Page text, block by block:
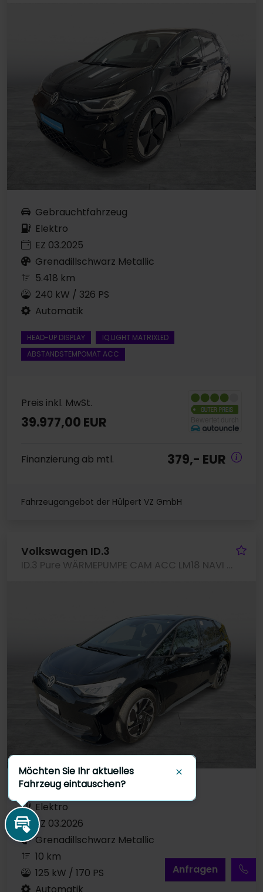
Anfragen
Gebrauchtfahrzeug
Elektro
EZ 03.2025
Grenadillschwarz Metallic
5.418 km
240 kW / 326 PS
Automatik
HEAD-UP DISPLAY
IQ.LIGHT MATRIXLED
ABSTANDSTEMPOMAT ACC
Preis inkl. MwSt.
39.977,00 EUR
Finanzierung ab mtl. 379,- EUR
Fahrzeugangebot der Hülpert VZ GmbH
Volkswagen ID.3
ID.3 Pure WÄRMEPUMPE CAM ACC LM18 NAVI CARPLAY
Jahreswagen
Elektro
EZ 03.2026
Grenadillschwarz Metallic
10 km
125 kW / 170 PS
Inzahlungnahme
Möchten Sie Ihr aktuelles
Fahrzeug eintauschen?
Schließen